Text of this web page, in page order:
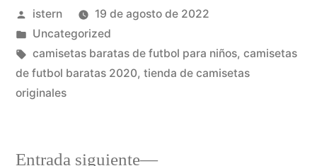
Publicado
por
istern
19 de agosto de 2022
Publicado
en
Uncategorized
Etiquetas:
camisetas baratas de futbol para niños, camisetas
de futbol baratas 2020, tienda de camisetas
originales
Entrada siguiente
Entrada